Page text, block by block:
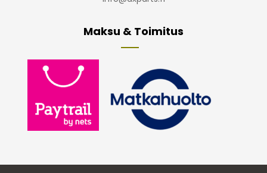
Maksu & Toimitus